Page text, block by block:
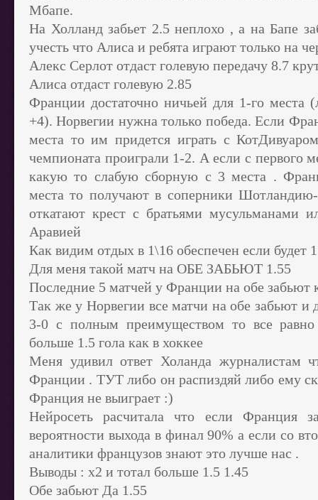
Мбапе.
На Холланд забьет 2.5 неплохо , а на Бапе
учесть что Алиса и ребята играют только на
Алекс Серлот отдаст голевую передачу 8.7
Алиса отдаст голевую 2.85
Франции достаточно ничьей для 1-го места
+4). Норвегии нужна только победа. Если
места то им придется играть с
чемпионата проиграли 1-2. А если с первого
какую то слабую сборную с 3 места .
места то получают в соперники
откатают крест с братьями мусульманами
Аравией
Как видим отдых в 1\16 обеспечен если будет
Для меня такой матч на ОБЕ ЗАБЬЮТ 1.55
Последние 5 матчей у Франции на обе забьют
Так же у Норвегии все матчи на обе забьют и
3-0 с полным преимуществом то все
больше 1.5 гола как в хоккее
Меня удивил ответ Холанда журналистам
Франции . ТУТ либо он распиздяй либо ему
Франция не выиграет :)
Нейросеть расчитала что если Франция
вероятности выхода в финал 90% а если со
аналитики французов знают это лучше нас .
Выводы : х2 и тотал больше 1.5 1.45
Обе забьют Да 1.55